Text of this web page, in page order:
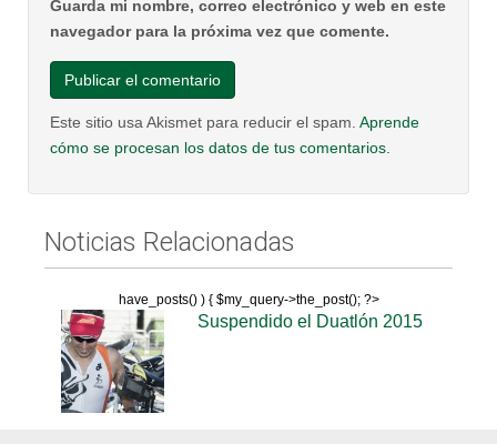
Guarda mi nombre, correo electrónico y web en este
navegador para la próxima vez que comente.
Este sitio usa Akismet para reducir el spam. Aprende
cómo se procesan los datos de tus comentarios.
Noticias Relacionadas
have_posts() ) { $my_query->the_post(); ?>
Suspendido el Duatlón 2015